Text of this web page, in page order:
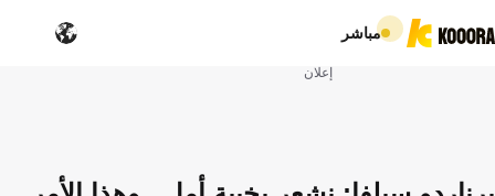
مباشر
إعلان